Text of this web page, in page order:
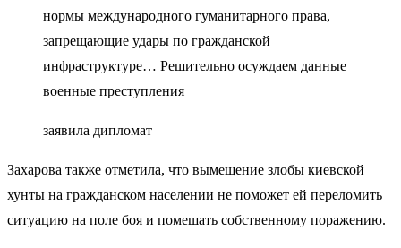
нормы международного гуманитарного права,
запрещающие удары по гражданской
инфраструктуре… Решительно осуждаем данные
военные преступления
заявила дипломат
Захарова также отметила, что вымещение злобы киевской
хунты на гражданском населении не поможет ей переломить
ситуацию на поле боя и помешать собственному поражению.